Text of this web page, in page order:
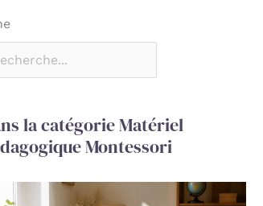
la catégorie Matériel
Montessori